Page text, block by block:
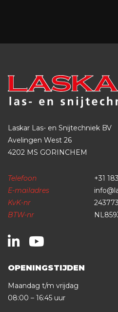
Laskar Las- en Snijtechniek BV
Avelingen West 26
4202 MS GORINCHEM
Telefoon
+31
E-mailadres
KvK-nr
BTW-nr
OPENINGSTIJDEN
Maandag t/m vrijdag
08:00 – 16:45 uur